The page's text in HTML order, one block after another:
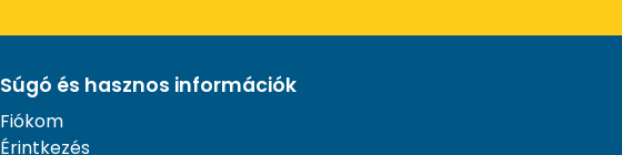
Súgó és hasznos információk
Fiókom
Érintkezés